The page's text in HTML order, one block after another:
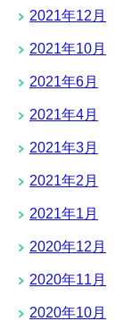
2021年12月
2021年10月
2021年6月
2021年4月
2021年3月
2021年2月
2021年1月
2020年12月
2020年11月
2020年10月